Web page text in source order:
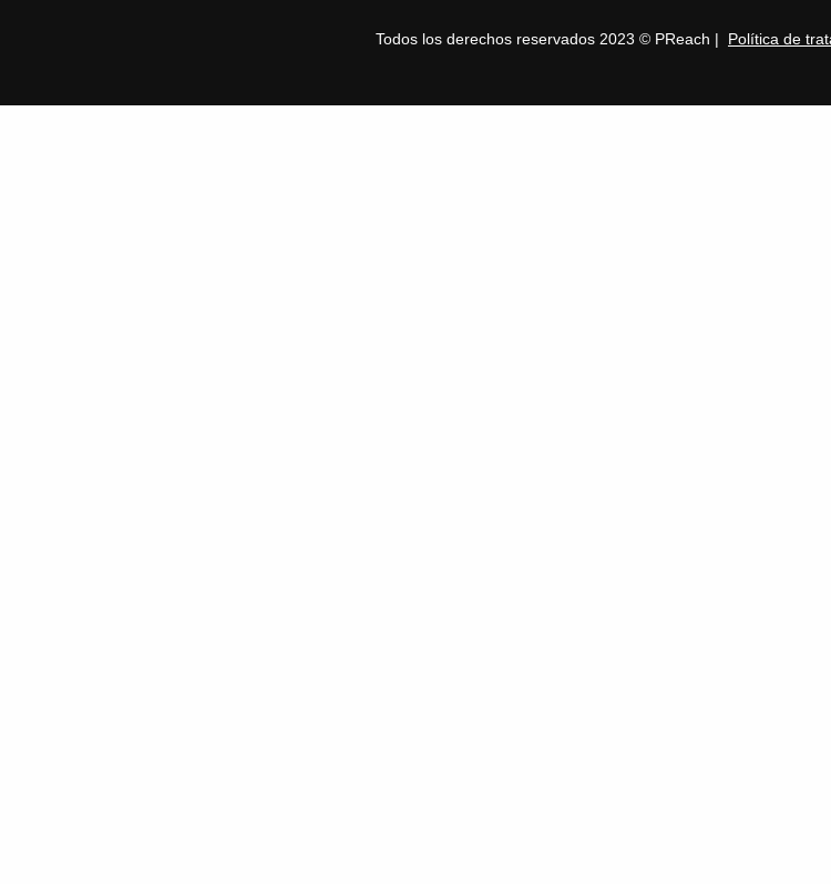
Todos los derechos reservados 2023 © PReach | Política de